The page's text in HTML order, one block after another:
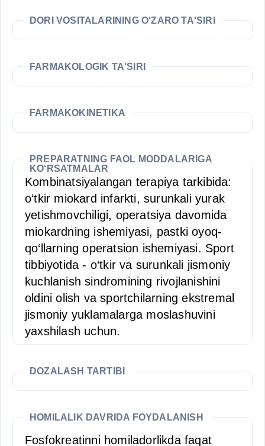
DORI VOSITALARINING O‘ZARO TA'SIRI
FARMAKOLOGIK TA'SIRI
FARMAKOKINETIKA
PREPARATNING FAOL MODDALARIGA
KO‘RSATMALAR
Kombinatsiyalangan terapiya tarkibida:
o‘tkir miokard infarkti, surunkali yurak
yetishmovchiligi, operatsiya davomida
miokardning ishemiyasi, pastki oyoq-
qo‘llarning operatsion ishemiyasi. Sport
tibbiyotida - o‘tkir va surunkali jismoniy
kuchlanish sindromining rivojlanishini
oldini olish va sportchilarning ekstremal
jismoniy yuklamalarga moslashuvini
yaxshilash uchun.
DOZALASH TARTIBI
HOMILALIK DAVRIDA FOYDALANISH
Fosfokreatinni homiladorlikda faqat